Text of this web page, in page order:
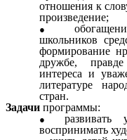
отношения к
произведение;
школьников
формирование
дружбе,
интереса и
литературе
стран.
Задачи программы:
развивать
воспринимать